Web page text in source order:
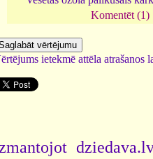
Komentēt (1)
ietekmē attēla atrašanos